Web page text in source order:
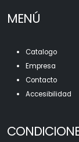
MENÚ
Catalogo
Empresa
Contacto
Accesibilidad